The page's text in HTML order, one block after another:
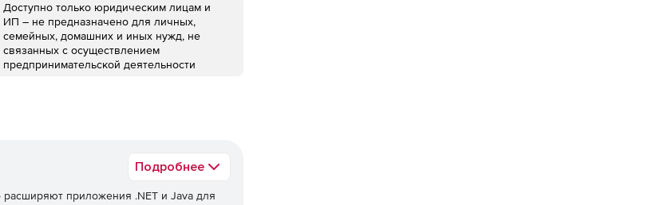
Доступно только юридическим лицам и
ИП – не предназначено для личных,
семейных, домашних и иных нужд, не
связанных с осуществлением
предпринимательской деятельности
Подробнее
приложения .NET и Java для